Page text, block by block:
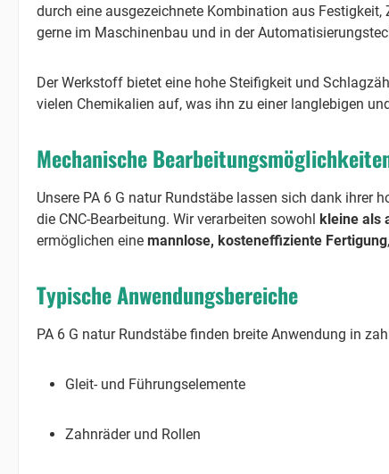
durch eine ausgezeichnete Kombination aus
gerne im Maschinenbau und in der
Der Werkstoff bietet eine hohe Steifigkeit und
vielen Chemikalien auf, was ihn zu einer langlebigen
Mechanische
Unsere PA 6 G natur Rundstäbe lassen sich dank ihrer
die CNC-Bearbeitung. Wir verarbeiten sowohl kleine als
ermöglichen eine mannlose, kosteneffiziente Fertigung
Typische Anwendungsbereiche
PA 6 G natur Rundstäbe finden breite Anwendung in
Gleit- und Führungselemente
Zahnräder und Rollen